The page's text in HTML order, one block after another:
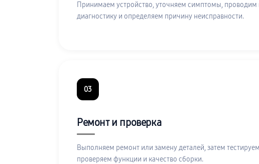
Принимаем устройство, уточняем симптомы,
диагностику и определяем причину неисправности.
03
Ремонт и проверка
Выполняем ремонт или замену деталей, затем
проверяем функции и качество сборки.